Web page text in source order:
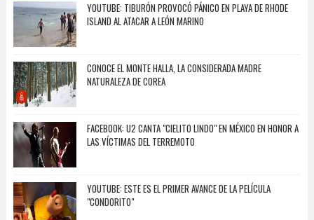
YOUTUBE: TIBURÓN PROVOCÓ PÁNICO EN PLAYA DE RHODE
ISLAND AL ATACAR A LEÓN MARINO
CONOCE EL MONTE HALLA, LA CONSIDERADA MADRE
NATURALEZA DE COREA
FACEBOOK: U2 CANTA "CIELITO LINDO" EN MÉXICO EN HONOR A
LAS VÍCTIMAS DEL TERREMOTO
YOUTUBE: ESTE ES EL PRIMER AVANCE DE LA PELÍCULA
"CONDORITO"